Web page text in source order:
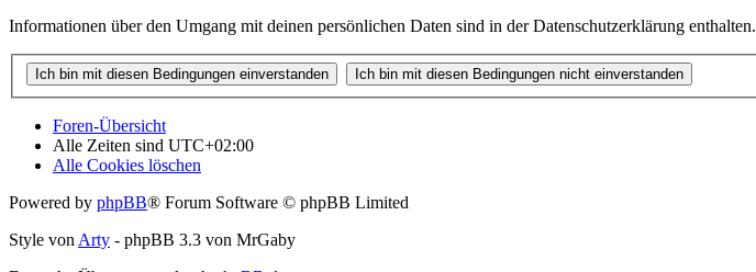
Informationen über den Umgang mit deinen persönlichen Daten sind in der Datenschutzerklärung enthalten.
Foren-Übersicht
Alle Zeiten sind UTC+02:00
Alle Cookies löschen
Powered by phpBB® Forum Software © phpBB Limited
Style von Arty - phpBB 3.3 von MrGaby